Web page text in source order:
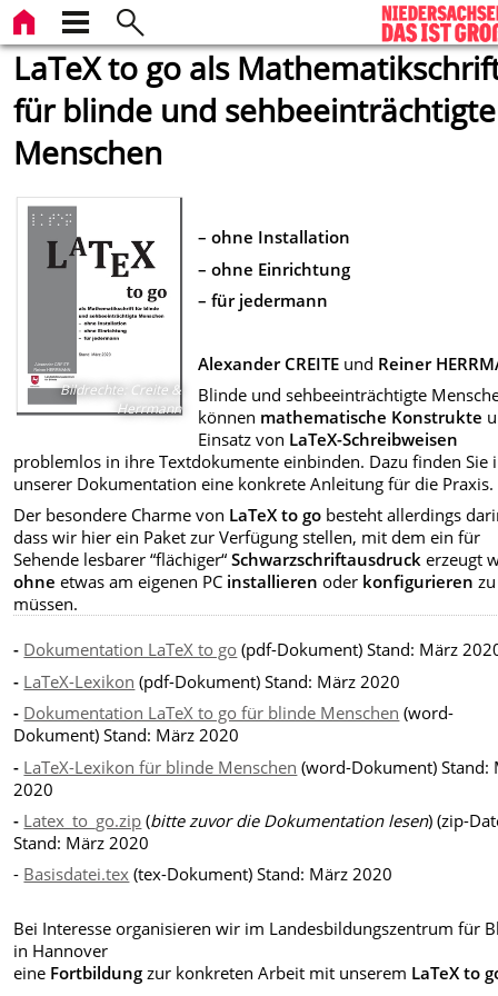
LaTeX to go als
für blinde und sehbeeinträchtigte
Menschen
Bildrechte Creite &
Herrmann
– ohne Installation
– ohne Einrichtung
– für jedermann
Alexander CREITE und Reiner
Blinde und sehbeeinträchtigte
können mathematische Konstrukte
Einsatz von LaTeX-Schreibweisen
problemlos in ihre Textdokumente einbinden. Dazu finden Sie
unserer Dokumentation eine konkrete Anleitung für die Praxis.
Der besondere Charme von LaTeX to go besteht allerdings
dass wir hier ein Paket zur Verfügung stellen, mit dem ein für
Sehende lesbarer “flächiger“Schwarzschriftausdruck erzeugt
ohne etwas am eigenen PC installieren oder konfigurieren zu
müssen.
- Dokumentation LaTeX to go (pdf-Dokument) Stand: März
- LaTeX-Lexikon (pdf-Dokument)Stand: März 2020
- Dokumentation LaTeX to go für blinde Menschen (word-
Dokument) Stand: März 2020
- LaTeX-Lexikon für blinde Menschen (word-Dokument) Stand:
2020
- Latex_to_go.zip (bitte zuvor die Dokumentation lesen) (zip-
Stand: März 2020
- Basisdatei.tex (tex-Dokument) Stand: März 2020
Bei Interesse organisieren wir im Landesbildungszentrum für
in Hannover
eine Fortbildung zur konkreten Arbeit mit unserem LaTeX to